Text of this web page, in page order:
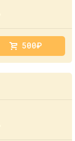
500руб.